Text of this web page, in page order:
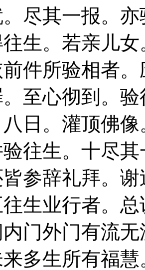
尽其一报。
生。若亲儿
件所验相者
至心彻到。
日。灌顶佛
往生。十尽
参辞礼拜。
生业行者。
门外门有流
多生所有福